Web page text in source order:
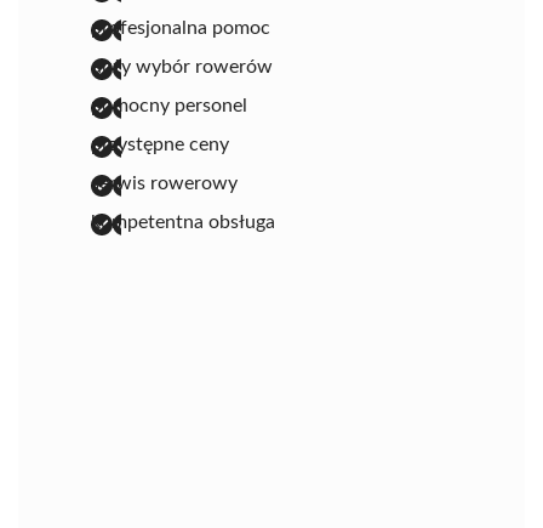
profesjonalna pomoc
duży wybór rowerów
pomocny personel
przystępne ceny
serwis rowerowy
kompetentna obsługa